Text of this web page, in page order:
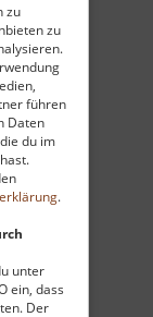
zu
zu
führen
Daten
du im
.
unter
ein, dass
Der
dem